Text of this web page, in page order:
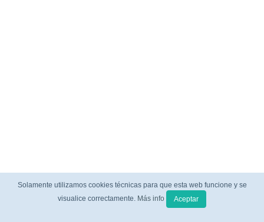
Solamente utilizamos cookies técnicas para que esta web funcione y se
visualice correctamente. Más info Aceptar